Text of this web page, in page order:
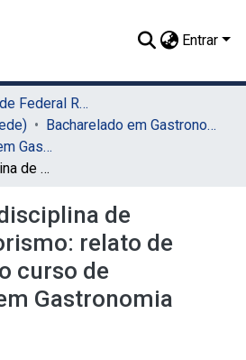
Entrar
01. Universidade Federal Rural de Pernambuco - UFRPE (Sede)
Bacharelado em Gastronomia (Sede)
TCC - Bacharelado em Gastronomia (Sede)
Monitoria na disciplina de Empreendedorismo: relato de experiência no curso de Bacharelado em Gastronomia
de
relato de
curso de
Gastronomia